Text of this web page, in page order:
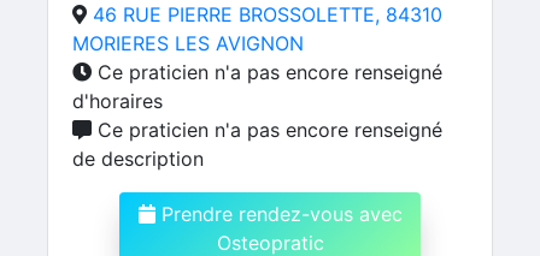
46 RUE PIERRE BROSSOLETTE, 84310
MORIERES LES AVIGNON
Ce praticien n'a pas encore renseigné
d'horaires
Ce praticien n'a pas encore renseigné
de description
Prendre rendez-vous avec
Osteopratic